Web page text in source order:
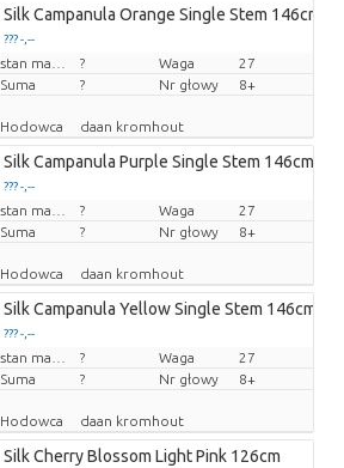
Silk Campanula Orange Single Stem 146cm
??? -,--
Cena za sztukę
? Waga
27
Suma
? Nr głowy 8+
Hodowca daan kromhout
Silk Campanula Purple Single Stem 146cm Nm
??? -,--
Cena za sztukę
? Waga
27
Suma
? Nr głowy 8+
Hodowca daan kromhout
Silk Campanula Yellow Single Stem 146cm Nm
??? -,--
Cena za sztukę
? Waga
27
Suma
? Nr głowy 8+
Hodowca daan kromhout
Silk Cherry Blossom Light Pink 126cm